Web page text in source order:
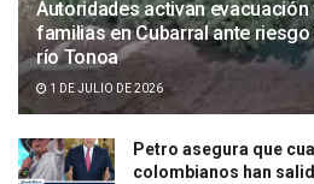
Autoridades activan evacuación
familias en Cubarral ante
río Tonoa
1 DE JULIO DE 2026
Petro asegura que
colombianos han